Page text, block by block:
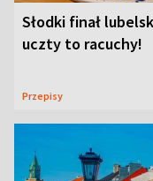
Słodki finał
uczty to racuchy!
Przepisy